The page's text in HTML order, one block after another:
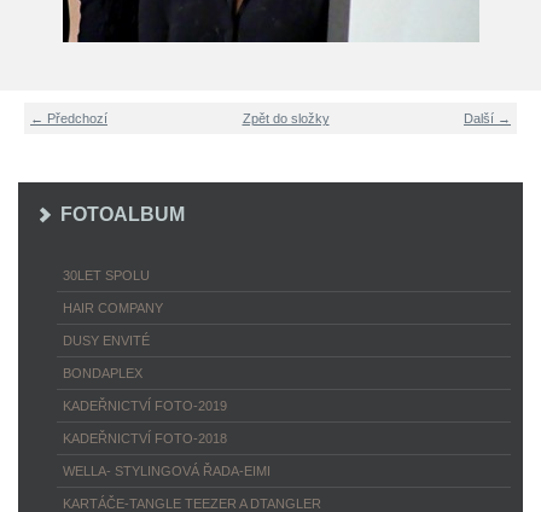
← Předchozí Další →
Zpět do složky
FOTOALBUM
30LET SPOLU
HAIR COMPANY
DUSY ENVITÉ
BONDAPLEX
KADEŘNICTVÍ FOTO-2019
KADEŘNICTVÍ FOTO-2018
WELLA- STYLINGOVÁ ŘADA-EIMI
KARTÁČE-TANGLE TEEZER A DTANGLER